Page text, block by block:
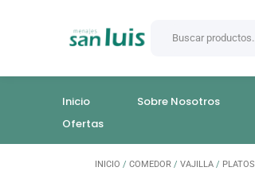
Inicio Sobre Nosotros
Ofertas
INICIO / COMEDOR / VAJILLA / PLATOS